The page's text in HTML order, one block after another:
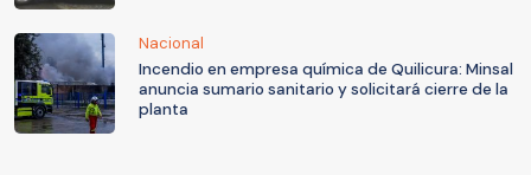
Nacional
Incendio en empresa química de Quilicura: Minsal
anuncia sumario sanitario y solicitará cierre de la
planta